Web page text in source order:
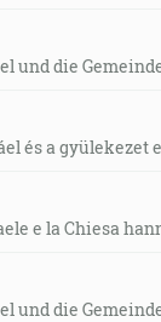
und die
és a
e la Chiesa
und die